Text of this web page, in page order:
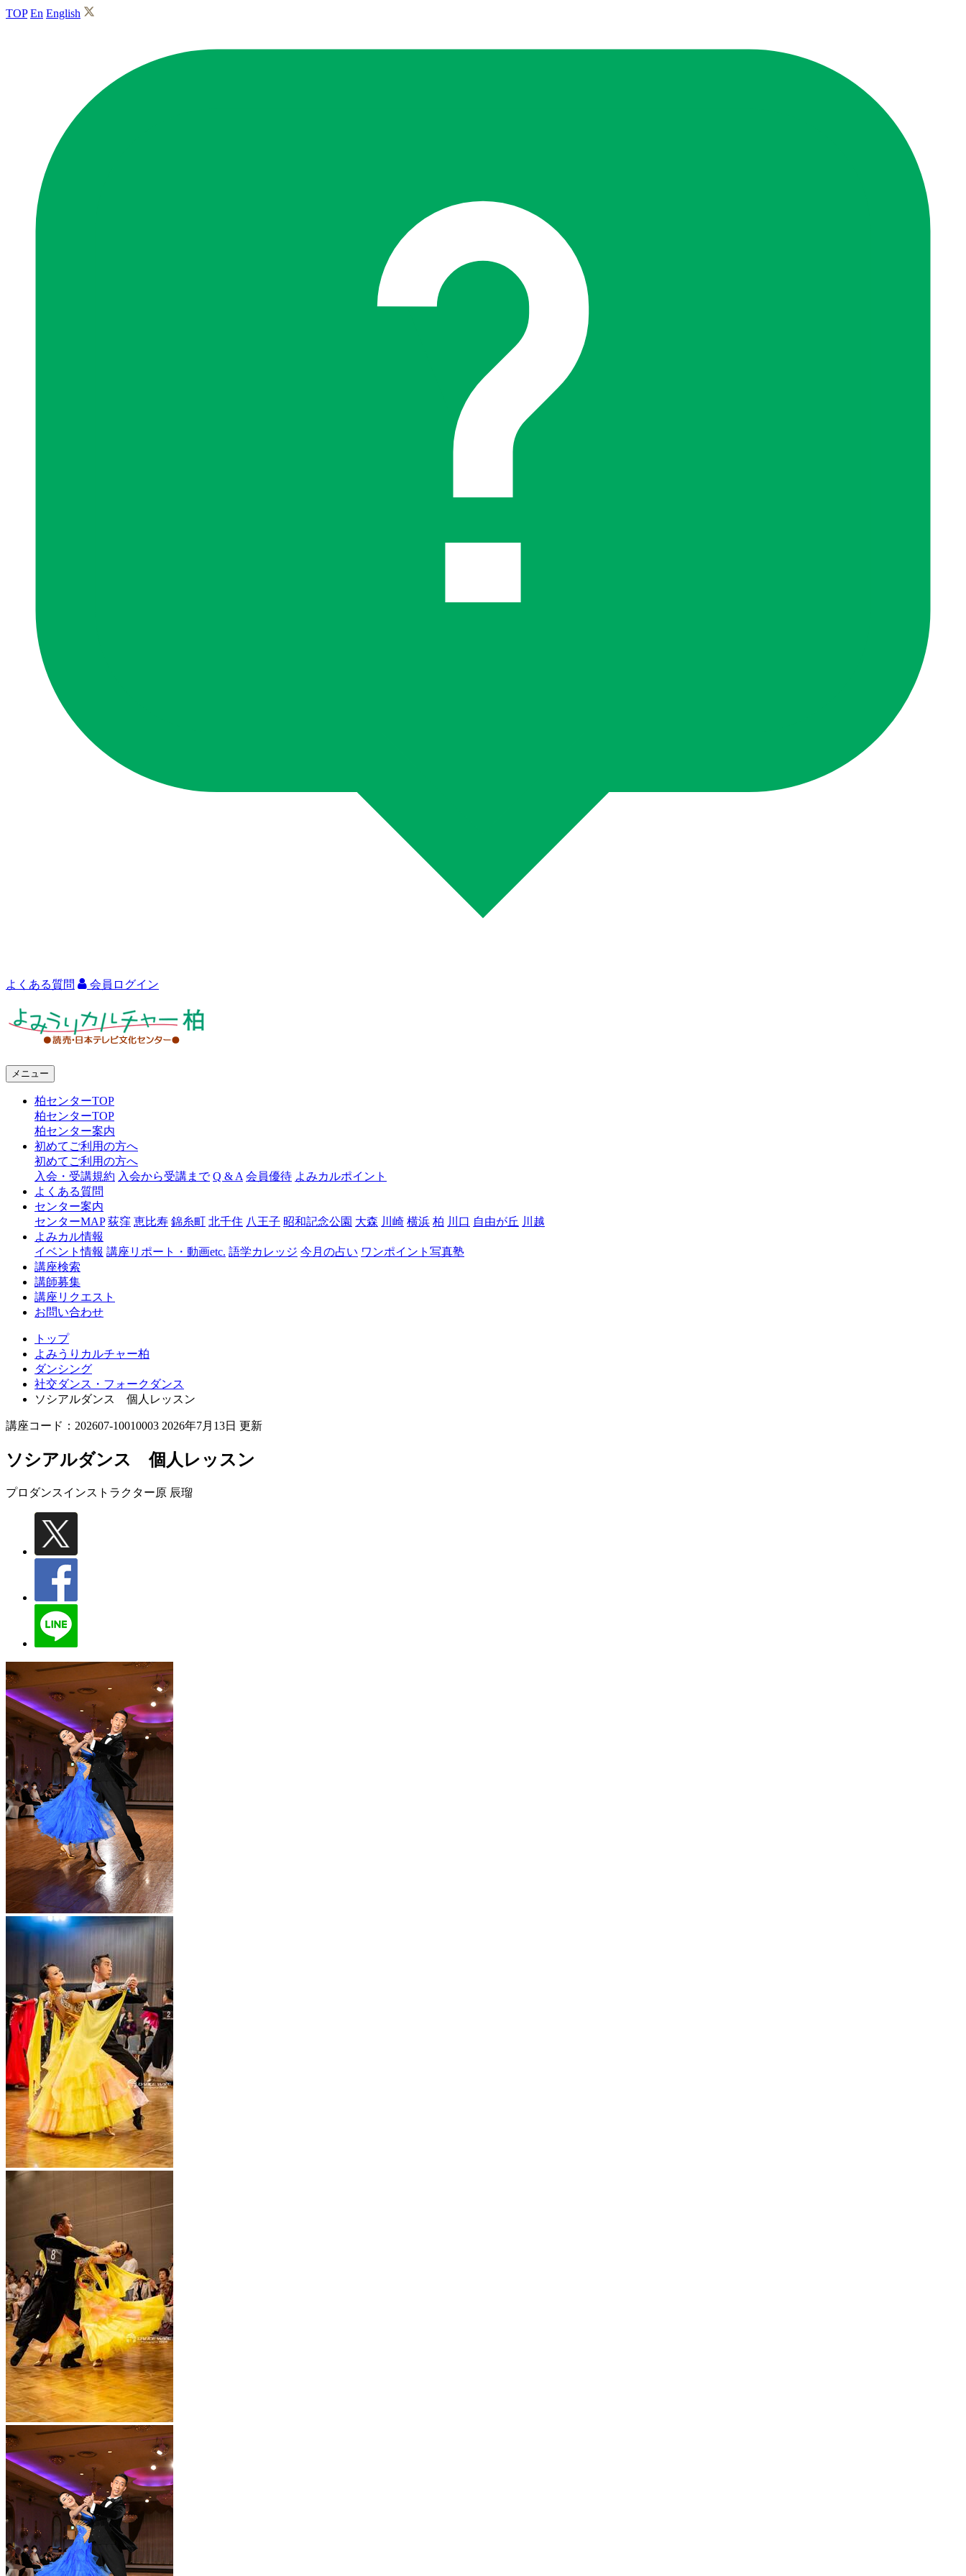
TOP En English
よくある質問 会員ログイン
ャ
柏
メニュー
柏センターTOP
柏センターTOP
柏センター案内
初めてご利用の方へ
初めてご利用の方へ
入会・受講規約 入会から受講まで Q & A 会員優待 よみカルポイント
よくある質問
センター案内
センターMAP 荻窪 恵比寿 錦糸町 北千住 八王子 昭和記念公園 大森 川崎 横浜 柏 川口 自由が丘 川越
よみカル情報
イベント情報 講座リポート・動画etc. 語学カレッジ 今月の占い ワンポイント写真塾
講座検索
講師募集
講座リクエスト
お問い合わせ
トップ
よみうりカルチャー柏
ダンシング
社交ダンス・フォークダンス
ソシアルダンス 個人レッスン
講座コード：202607-10010003 2026年7月13日 更新
ソシアルダンス 個人レッスン
プロダンスインストラクター原 辰瑠